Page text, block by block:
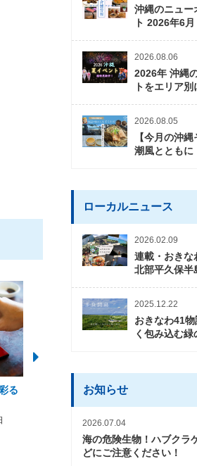
る
2026年度 かりゆしビーチ営業
2026年3月5日〜2026年10月31日
沖縄のニュー
ト 2026年6月
2026.08.06
2026年 沖縄
トをエリア別
2026.08.05
【今月の沖
潮風とともに
ローカルニュース
2026.02.09
連載・おきな
北部平久保半
2025.12.22
おきなわ41
く包み込む
お知らせ
2026.07.04
海の危険生物！ハブクラ
どにご注意ください！